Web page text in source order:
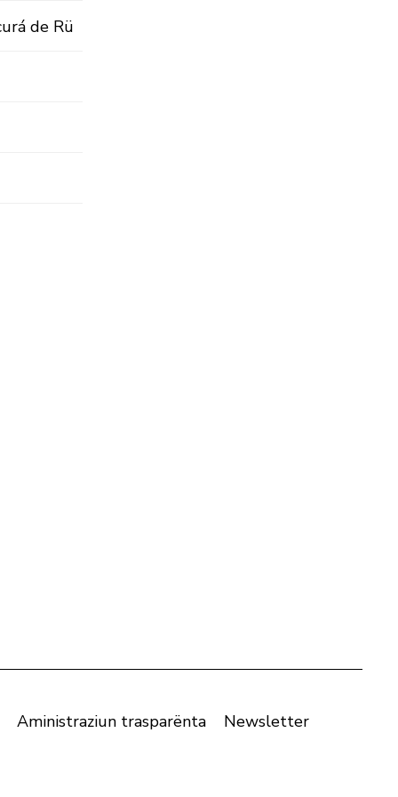
de Rü
Aministraziun trasparënta Newsletter